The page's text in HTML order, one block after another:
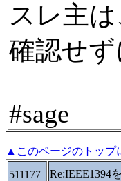
スレ主
確認せ
#sage
▲このページのトップ
511177
Re:IEEE1394